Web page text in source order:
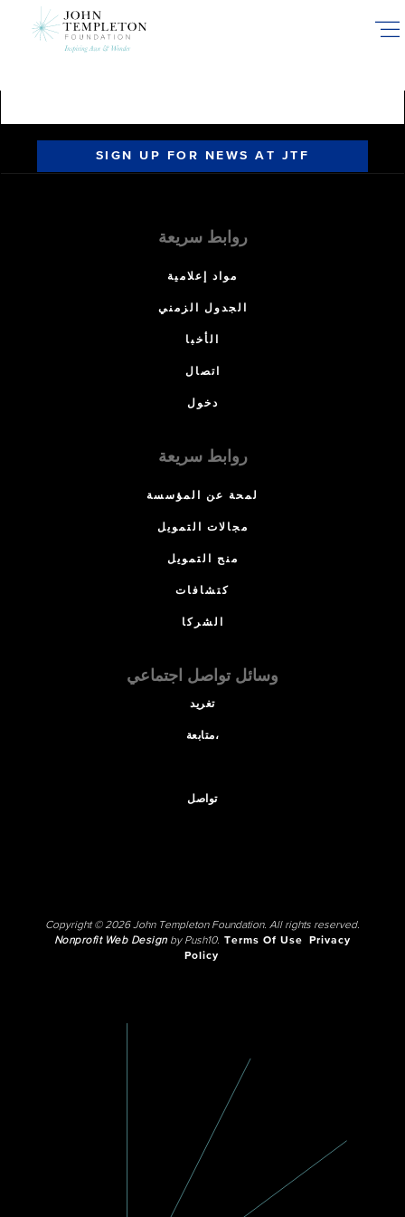
SIGN UP FOR NEWS AT JTF
روابط سريعة
مواد إعلامية
الجدول الزمني
الأخبا
اتصال
دخول
روابط سريعة
لمحة عن المؤسسة
مجالات التمويل
منح التمويل
كتشافات
الشركا
وسائل تواصل اجتماعي
تغريد
متابعة،
تواصل
Copyright © 2026 John Templeton Foundation. All rights reserved.
Nonprofit Web Designby Push10. Terms Of Use
Privacy
Policy